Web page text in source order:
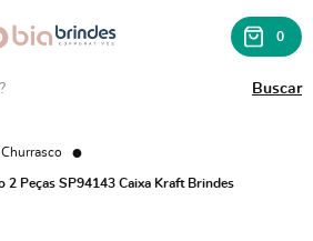
0
2 Peças SP94143 Caixa Kraft Brindes